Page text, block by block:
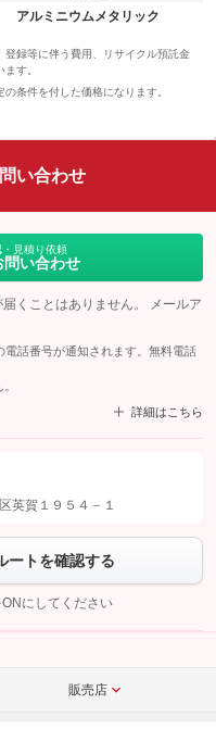
アルミニウムメタリック
録等に伴う費用、リサイクル預託金
す。
条件を付した価格になります。
い合わせ
・見積り依頼
問い合わせ
くことはありません。 メールア
話番号が通知されます。無料電話
詳細はこちら
してから「許可する」ボタンを押
て問い合わせを
英賀１９５４－１
ートを確認する
にしてください
販売店